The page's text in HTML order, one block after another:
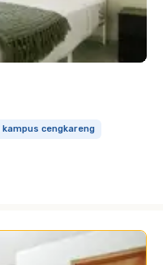
cengkareng